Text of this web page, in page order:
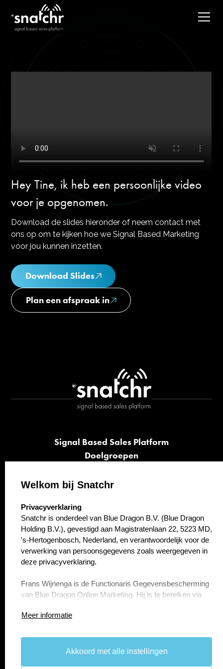
Hey Tine, ik heb een persoonlijke video
voor je opgenomen.
Download de slides hieronder of neem contact met
ons op om te kijken hoe we Signal Based Marketing
voor jou kunnen inzetten.
Download Slides
Plan een afspraak in
Signal Based Sales Platform
Doelgroepen
Opvolging
Over ons
Contact
Welkom bij Snatchr
select language
Privacyverklaring
Snatchr is onderdeel van Blue Dragon B.V. (Blue Dragon
Holding B.V.), gevestigd aan Magistratenlaan 22, 5223 MD,
's-Hertogenbosch, Nederland, en verantwoordelijk voor de
verwerking van persoonsgegevens zoals weergegeven in
deze privacyverklaring.
Frans Wijnenga is de Functionaris Gegevensbescherming
van Blue Dragon Online Marketing. Hij is te bereiken via
Blue Dragon B.V. (Blue Dragon Holding B.V.) verwerkt uw
persoonsgegevens doordat u gebruik maakt van onze
Meer informatie
Akkoord met alle instellingen